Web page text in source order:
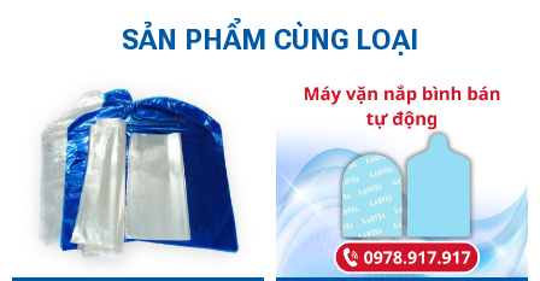
SẢN PHẨM CÙNG LOẠI